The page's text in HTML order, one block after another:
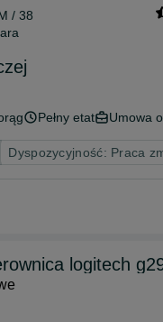
/ 38
Pełny etat Umowa
Dyspozycyjność: Praca
logitech